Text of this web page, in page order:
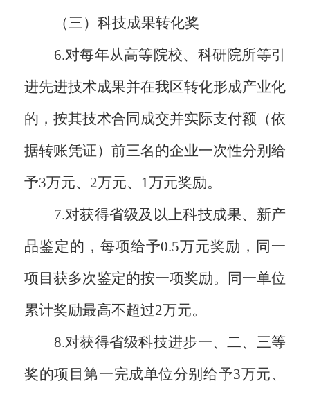
（三）科技成果转化奖
6.对每年从高等院校、科研院所等引
进先进技术成果并在我区转化形成产业化
的，按其技术合同成交并实际支付额（依
据转账凭证）前三名的企业一次性分别给
予3万元、2万元、1万元奖励。
7.对获得省级及以上科技成果、新产
品鉴定的，每项给予0.5万元奖励，同一
项目获多次鉴定的按一项奖励。同一单位
累计奖励最高不超过2万元。
8.对获得省级科技进步一、二、三等
奖的项目第一完成单位分别给予3万元、